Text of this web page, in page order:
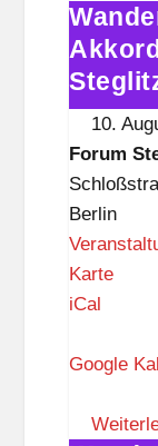
t
e
g
l
i
t
z
„600
im
Forum
Steglitz
10.
Forum
Berlin
KarteF
u
S
iCal
Google